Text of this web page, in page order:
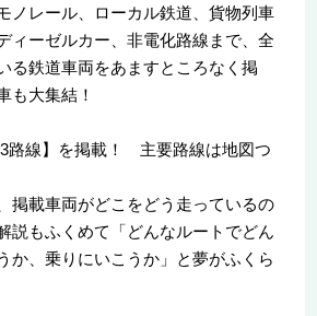
ノレール、ローカル鉄道、貨物列車
ィーゼルカー、非電化路線まで、全
る鉄道車両をあますところなく掲
も大集結！
路線】を掲載！ 主要路線は地図つ
掲載車両がどこをどう走っているの
説もふくめて「どんなルートでどん
か、乗りにいこうか」と夢がふくら